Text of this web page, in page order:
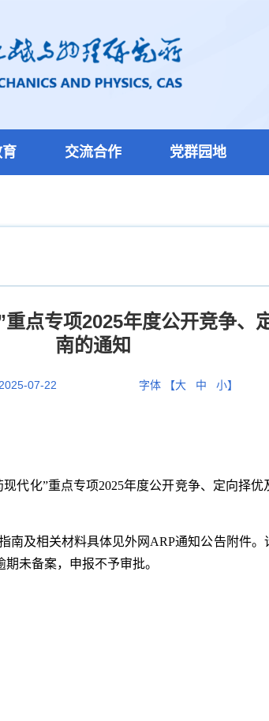
交流合作 党群园地
点专项2025年度公开竞争、
南的通知
2025-07-22 字体 【大 中 小】
代化”重点专项2025年度公开竞争、定向择
南及相关材料具体见外网ARP通知公告 附件。
未备案，申报不予审批。